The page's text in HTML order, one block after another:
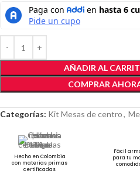
AÑADIR AL
COMPRAR
Categorías: Kit Mesas de centro,
Hecho en Colombia
con materias primas
certificadas
Fácil
para tu